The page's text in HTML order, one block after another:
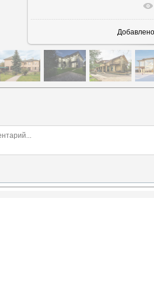
В
Добавлено